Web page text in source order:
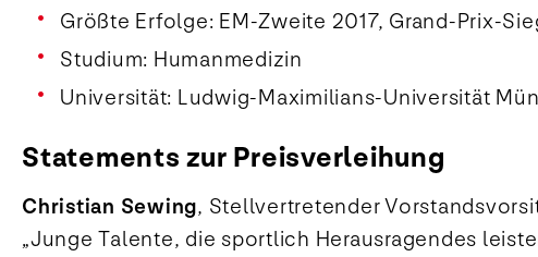
Größte Erfolge: EM-Zweite 2017, Grand-Prix-
Studium: Humanmedizin
Universität: Ludwig-Maximilians-Universität
Statements zur Preisverleihung
Christian Sewing, Stellvertretender
„Junge Talente, die sportlich Herausragendes